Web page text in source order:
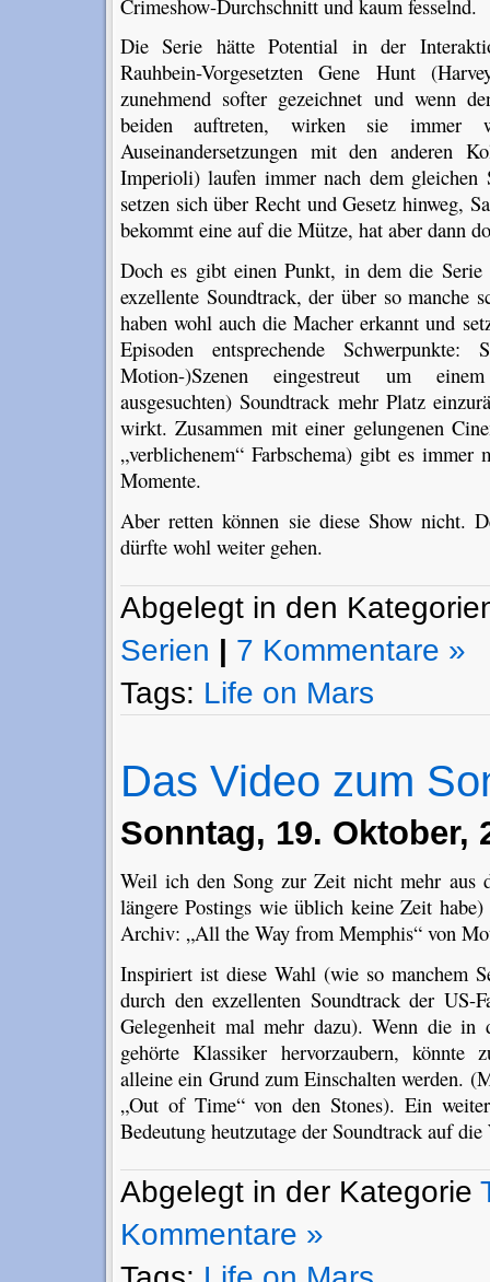
Crimeshow-Durchschnitt und kaum fesselnd.
Die Serie hätte Potential in der
Rauhbein-Vorgesetzten Gene Hunt
zunehmend softer gezeichnet und wenn
beiden auftreten, wirken sie immer
Auseinandersetzungen mit den anderen
Imperioli) laufen immer nach dem gleichen
setzen sich über Recht und Gesetz hinweg,
bekommt eine auf die Mütze, hat aber dann
Doch es gibt einen Punkt, in dem die
exzellente Soundtrack, der über so manche
haben wohl auch die Macher erkannt und
Episoden entsprechende
Motion-)Szenen eingestreut um
ausgesuchten) Soundtrack mehr Platz
wirkt. Zusammen mit einer gelungenen
„verblichenem“ Farbschema) gibt es
Momente.
Aber retten können sie diese Show nicht.
dürfte wohl weiter gehen.
Abgelegt in den
Serien | 7 Kommentare »
Tags: Life on Mars
Das Video zum
Sonntag, 19. Oktober,
Weil ich den Song zur Zeit nicht mehr aus
längere Postings wie üblich keine Zeit habe)
Archiv: „All the Way from Memphis“ von
Inspiriert ist diese Wahl (wie so manchem
durch den exzellenten Soundtrack der US-
Gelegenheit mal mehr dazu). Wenn die in
gehörte Klassiker hervorzaubern, könnte
alleine ein Grund zum Einschalten werden.
„Out of Time“ von den Stones). Ein
Bedeutung heutzutage der Soundtrack auf
Abgelegt in der Kategorie
Kommentare »